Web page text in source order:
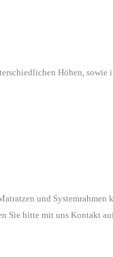
Höhen, sowie
und
Sie bitte mit uns Kontakt